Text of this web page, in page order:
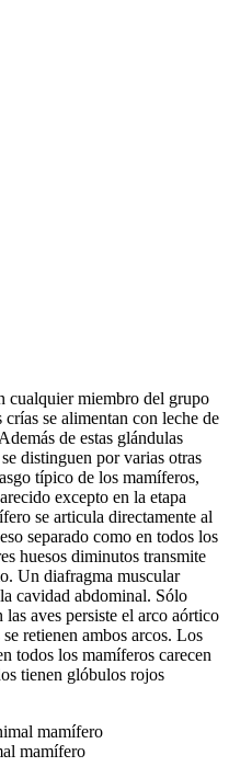
cualquier miembro del grupo
se alimentan con leche de
de estas glándulas
distinguen por varias otras
típico de los mamíferos,
excepto en la etapa
se articula directamente al
separado como en todos los
huesos diminutos transmite
Un diafragma muscular
cavidad abdominal. Sólo
aves persiste el arco aórtico
retienen ambos arcos. Los
todos los mamíferos carecen
tienen glóbulos rojos
mamífero